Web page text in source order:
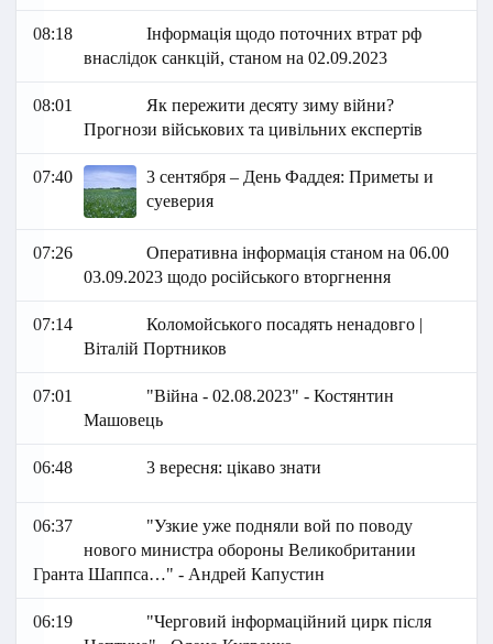
08:18
Інформація щодо поточних втрат рф
внаслідок санкцій, станом на 02.09.2023
08:01
Як пережити десяту зиму війни?
Прогнози військових та цивільних експертів
07:40
3 сентября – День Фаддея: Приметы и
суеверия
07:26
Оперативна інформація станом на 06.00
03.09.2023 щодо російського вторгнення
07:14
Коломойського посадять ненадовго |
Віталій Портников
07:01
"Війна - 02.08.2023" - Костянтин
Машовець
06:48 3 вересня: цікаво знати
06:37
"Узкие уже подняли вой по поводу
нового министра обороны Великобритании
Гранта Шаппса…" - Андрей Капустин
06:19
"Черговий інформаційний цирк після